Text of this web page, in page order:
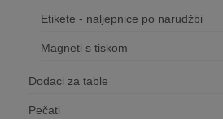
Etikete - naljepnice po narudžbi
Magneti s tiskom
Dodaci za table
Pečati